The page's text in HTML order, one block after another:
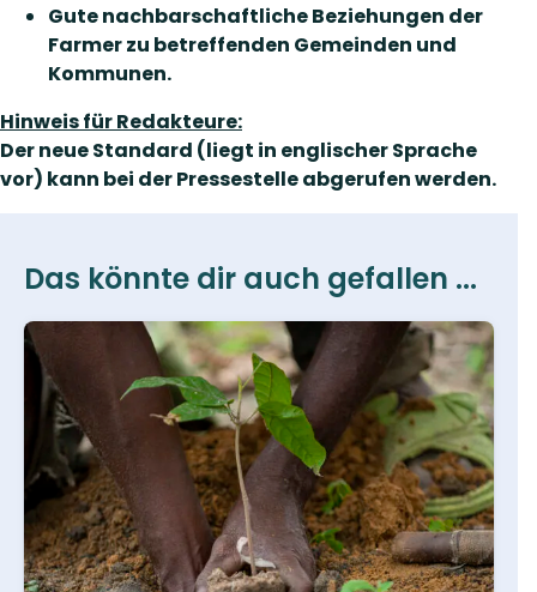
Gute nachbarschaftliche Beziehungen der
Farmer zu betreffenden Gemeinden und
Kommunen.
Hinweis für Redakteure:
Der neue Standard (liegt in englischer Sprache
vor) kann bei der Pressestelle abgerufen werden.
Das könnte dir auch gefallen ...